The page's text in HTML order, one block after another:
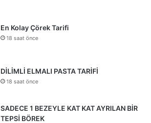
En Kolay Çörek Tarifi
18 saat önce
DİLİMLİ ELMALI PASTA TARİFİ
18 saat önce
SADECE 1 BEZEYLE KAT KAT AYRILAN BİR
TEPSİ BÖREK